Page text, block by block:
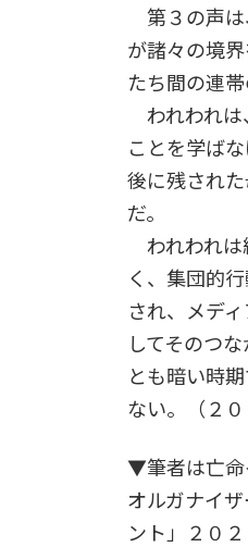
第３の声は
が諸々の境
たち間の連
われわれは
ことを学ば
後に残され
だ。
われわれは
く、集団的
され、メデ
してそのつ
とも暗い時
ない。（２０
▼筆者は亡命
オルガナイ
ント」２０